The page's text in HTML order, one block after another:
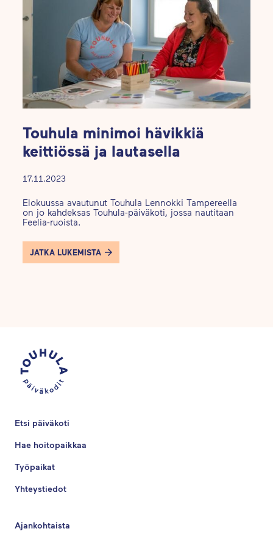
Touhula minimoi hävikkiä
keittiössä ja lautasella
17.11.2023
Elokuussa avautunut Touhula Lennokki Tampereella
on jo kahdeksas Touhula-päiväkoti, jossa nautitaan
Feelia-ruoista.
JATKA LUKEMISTA
Etsi päiväkoti
Hae hoitopaikkaa
Työpaikat
Yhteystiedot
Ajankohtaista